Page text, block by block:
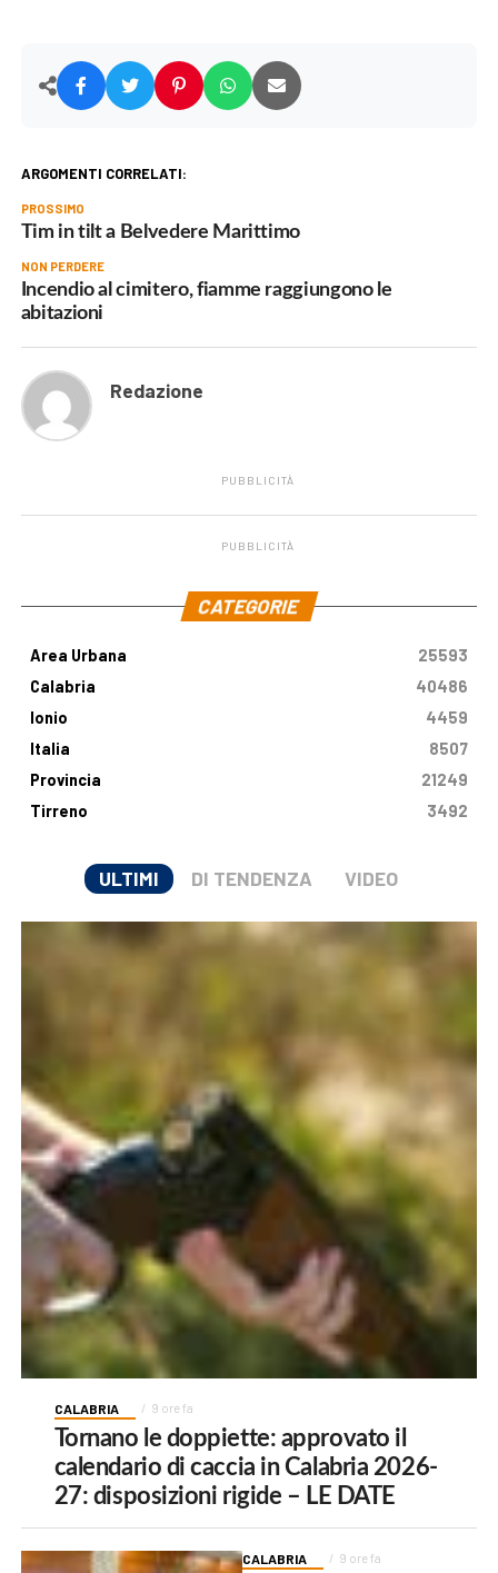
ARGOMENTI CORRELATI:
PROSSIMO
Tim in tilt a Belvedere Marittimo
NON PERDERE
Incendio al cimitero, fiamme raggiungono le
abitazioni
Redazione
PUBBLICITÀ
PUBBLICITÀ
CATEGORIE
Area Urbana
25593
Calabria
40486
Ionio
4459
Italia
8507
Provincia
21249
Tirreno
3492
ULTIMI DI TENDENZA VIDEO
CALABRIA 9 ore fa
Tornano le doppiette: approvato il
calendario di caccia in Calabria 2026-
27: disposizioni rigide – LE DATE
CALABRIA 9 ore fa